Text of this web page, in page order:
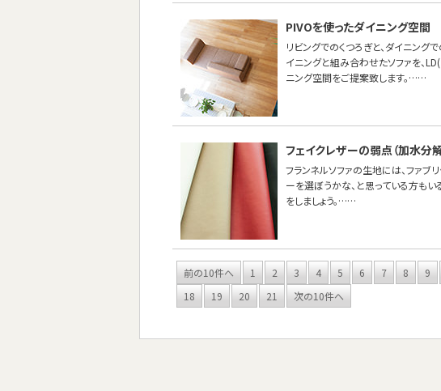
PIVOを使ったダイニング空間
リビングでのくつろぎと、ダイニン
イニングと組み合わせたソファを、
ニング空間をご提案致します。……
フェイクレザーの弱点（加水分
フランネルソファの生地には、ファブ
ーを選ぼうかな、と思っている方もい
をしましょう。……
前の10件へ 1 2 3 4 5 6 7 8 9
18
19 20 21 次の10件へ